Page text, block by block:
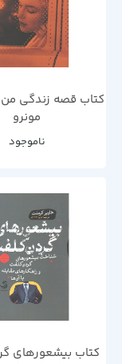
کتاب قصه زندگی من
مونرو
ناموجود
کتاب بیشعورهای